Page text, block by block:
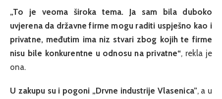
„To je veoma široka tema. Ja sam bila duboko
uvjerena da državne firme mogu raditi uspješno kao i
privatne, međutim ima niz stvari zbog kojih te firme
nisu bile konkurentne u odnosu na privatne“, rekla je
ona.
U zakupu su i pogoni „Drvne industrije Vlasenica”, a u